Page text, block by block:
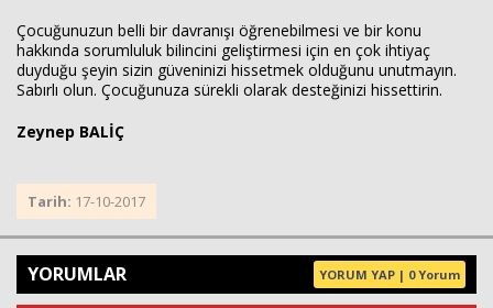
Çocuğunuzun belli bir davranışı öğrenebilmesi ve bir konu
hakkında sorumluluk bilincini geliştirmesi için en çok ihtiyaç
duyduğu şeyin sizin güveninizi hissetmek olduğunu unutmayın.
Sabırlı olun. Çocuğunuza sürekli olarak desteğinizi hissettirin.
Zeynep BALİÇ
Tarih: 17-10-2017
YORUMLAR YORUM YAP | 0 Yorum